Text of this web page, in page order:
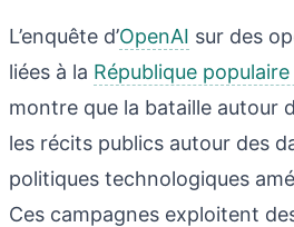
L’enquête d’OpenAI sur des
liées à la République
montre que la bataille autour
les récits publics autour des
politiques technologiques
Ces campagnes exploitent